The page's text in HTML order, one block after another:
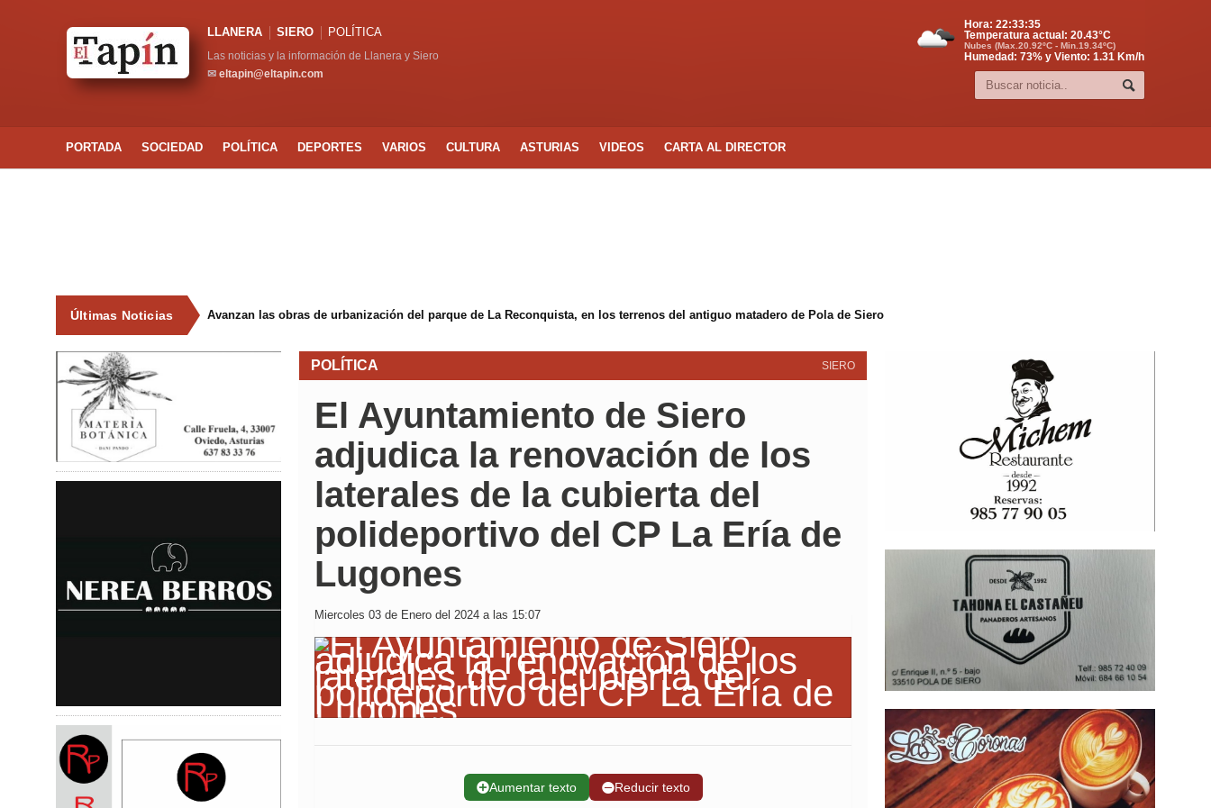
LLANERA SIERO POLÍTICA
Las noticias y la información de Llanera y Siero
✉ eltapin@eltapin.com
Hora: 22:33:35
Temperatura actual: 20.43°C
Nubes (Max.20.92ºC - Min.19.34ºC)
Humedad: 73% y Viento: 1.31 Km/h
PORTADA SOCIEDAD POLÍTICA DEPORTES VARIOS CULTURA ASTURIAS VIDEOS CARTA AL DIRECTOR
Últimas Noticias Avanzan las obras de urbanización del parque de La Reconquista, en los terrenos del antiguo matadero de Pola de Siero
SIERO
POLÍTICA
El Ayuntamiento de Siero
adjudica la renovación de los
laterales de la cubierta del
polideportivo del CP La Ería de
Lugones
Miercoles 03 de Enero del 2024 a las 15:07
➕Aumentar texto ➖Reducir texto